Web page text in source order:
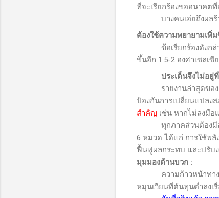
ที่จะเรียกร้องขออนาคต
บางคนเอ่ยถึงผลร้าย
ต้องใช้ความพยายามเพิ่
ข้อเรียกร้องดังกล่าว
ขึ้นอีก 1.5-2 องศาเซลเ
ประเด็นจึงไม่อยู่ที่ไม่
รายงานล่าสุดของ
ป้องกันการเปลี่ยนแปลง
สำคัญ เช่น หากไม่ลงมื
ทุกภาคส่วนต้องมีส่วน
6 หมวด ได้แก่ การใช้พลั
ฟื้นฟูผลกระทบ และปรับ
มุมมองด้านบวก :
ความก้าวหน้าทางวิท
หมุนเวียนที่ต้นทุนต่ำลงเ